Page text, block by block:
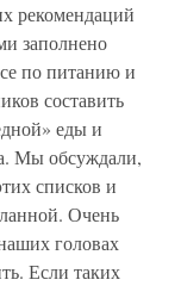
рекомендаций
заполнено
по питанию и
составить
еды и
Мы обсуждали,
списков и
Очень
головах
Если таких